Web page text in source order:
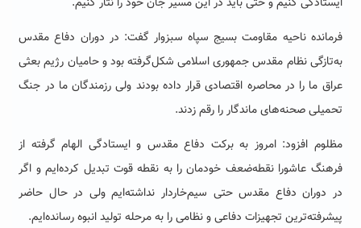
فرمانده ناحیه مقاومت بسیج سپاه سبزوار گفت: در دوران دفاع مقدس
به‌تازگی نظام مقدس جمهوری اسلامی شکل‌گرفته بود و حامیان رژیم بعثی
عراق ما را در محاصره اقتصادی قرار داده بودند ولی رزمندگان ما در جنگ
تحمیلی صحنه‌های ماندگار را رقم زدند.
مظلوم افزود: امروز به برکت دفاع مقدس و ایستادگی الهام گرفته از
فرهنگ عاشورا نقطه‌ضعف خودمان را به نقطه قوت تبدیل کرده‌ایم و اگر
در دوران دفاع مقدس حتی سیم‌خاردار نداشته‌ایم ولی در حال حاضر
پیشرفته‌ترین تجهیزات دفاعی و نظامی را به مرحله تولید انبوه رسانده‌ایم.